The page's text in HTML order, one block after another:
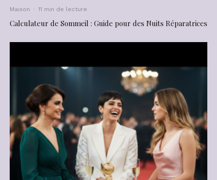
Maison · 11 min de lecture
Calculateur de Sommeil : Guide pour des Nuits Réparatrices